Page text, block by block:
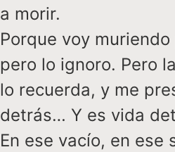
a morir.
Porque voy
pero lo ignoro. Pero
lo recuerda, y me
detrás… Y es vida
En ese vacío, en ese